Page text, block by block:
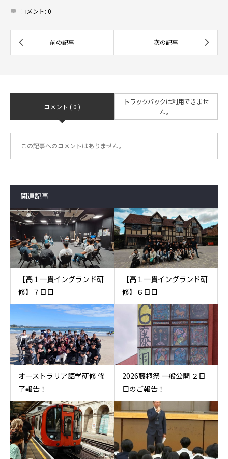
コメント: 0
コメント ( 0 )
トラックバックは利用できませ
ん。
この記事へのコメントはありません。
関連記事
【高１一貫イングランド研
修】７日目
【高１一貫イングランド研
修】６日目
オーストラリア語学研修 修
了報告！
2026藤桐祭 一般公開 ２日
目のご報告！